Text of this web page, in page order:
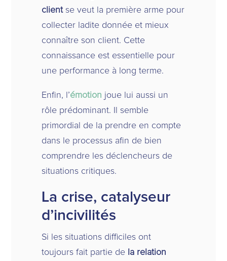
clientse veut la première arme pour
collecter ladite donnée et mieux
connaître son client. Cette
connaissance est essentielle pour
une performance à long terme.
Enfin, l’émotion joue lui aussi un
rôle prédominant. Il semble
primordial de la prendre en compte
dans le processus afin de bien
comprendre les déclencheurs de
situations critiques.
La crise, catalyseur
d’incivilités
Si les situations difficiles ont
toujours fait partie de la relation